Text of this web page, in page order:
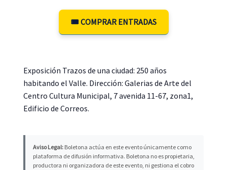
🎟️ COMPRAR ENTRADAS
Exposición Trazos de una ciudad: 250 años
habitando el Valle. Dirección: Galerias de Arte del
Centro Cultura Municipal, 7 avenida 11-67, zona1,
Edificio de Correos.
Aviso Legal: Boletona actúa en este evento únicamente como
plataforma de difusión informativa. Boletona no es propietaria,
productora ni organizadora de este evento, ni gestiona el cobro